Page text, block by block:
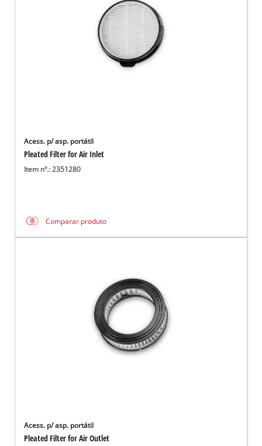
Acess. p/ asp. portátil
Pleated Filter for Air Inlet
Item nº.: 2351280
Comparar produto
Acess. p/ asp. portátil
Pleated Filter for Air Outlet